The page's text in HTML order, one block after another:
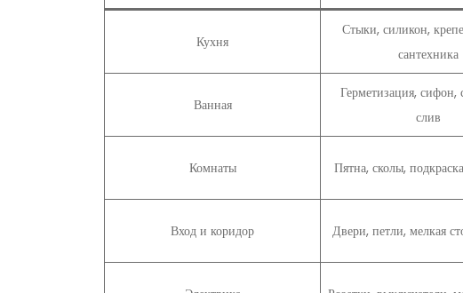
Кухня
Стыки, силикон,
сантехника
Ванная
Герметизация, сифон,
слив
Комнаты Пятна, сколы,
Вход и коридор Двери, петли, мелкая